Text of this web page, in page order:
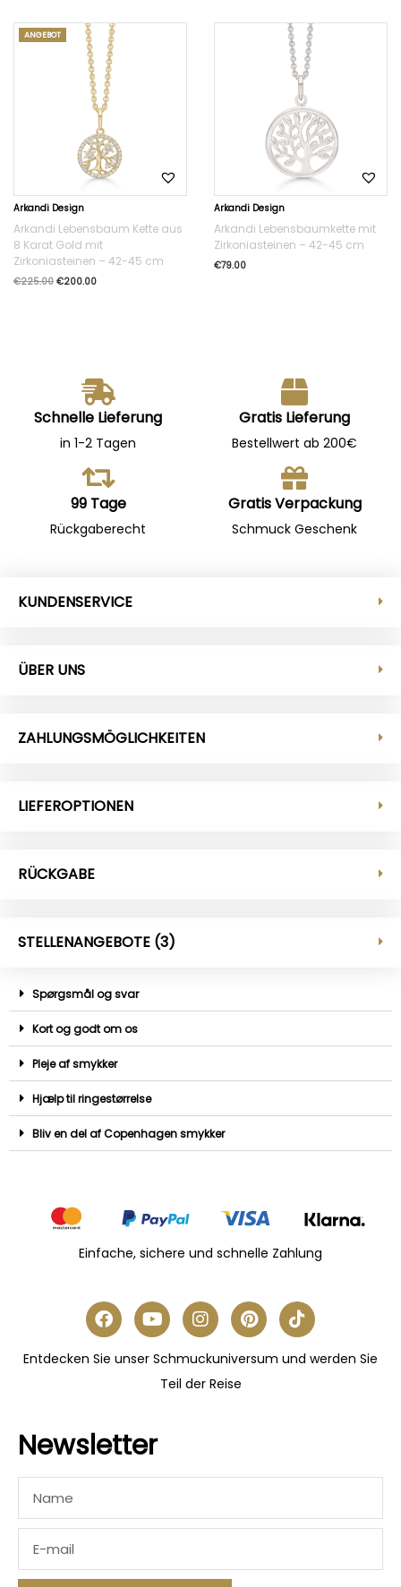
ANGEBOT
Arkandi Design
Arkandi Lebensbaum Kette aus
8 Karat Gold mit
Zirkoniasteinen – 42-45 cm
€225.00 €200.00
Arkandi Design
Arkandi Lebensbaumkette mit
Zirkoniasteinen – 42-45 cm
€79.00
Schnelle Lieferung
in 1-2 Tagen
Gratis Lieferung
Bestellwert ab 200€
99 Tage
Rückgaberecht
Gratis Verpackung
Schmuck Geschenk
KUNDENSERVICE
ÜBER UNS
ZAHLUNGSMÖGLICHKEITEN
LIEFEROPTIONEN
RÜCKGABE
STELLENANGEBOTE (3)
Spørgsmål og svar
Kort og godt om os
Pleje af smykker
Hjælp til ringestørrelse
Bliv en del af Copenhagen smykker
Einfache, sichere und schnelle Zahlung
Entdecken Sie unser Schmuckuniversum und werden Sie
Teil der Reise
Newsletter